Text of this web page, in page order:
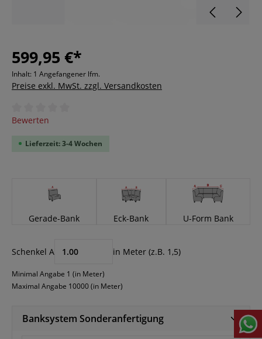
599,95 €*
Inhalt: 1 Angefangener lfm.
Preise exkl. MwSt. zzgl. Versandkosten
Durchschnittliche Bewertung von 0 von 5 Sternen
Bewerten
Lieferzeit: 3-4 Wochen
Gerade-Bank Eck-Bank U-Form Bank
Schenkel A in Meter (z.B. 1,5)
Minimal Angabe 1 (in Meter)
Maximal Angabe 10000 (in Meter)
Banksystem Sonderanfertigung